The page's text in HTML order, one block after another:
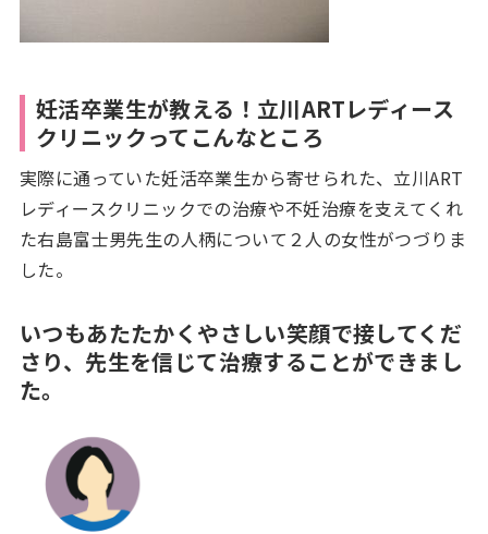
妊活卒業生が教える！ 立川ARTレディース
クリニックってこんなところ
実際に通っていた妊活卒業生から寄せられた、立川ART
レディースクリニックでの治療や不妊治療を支えてくれ
た右島富士男先生の人柄について２人の女性がつづりま
した。
いつもあたたかくやさしい笑顔で接してくだ
さり、 先生を信じて治療することができまし
た。